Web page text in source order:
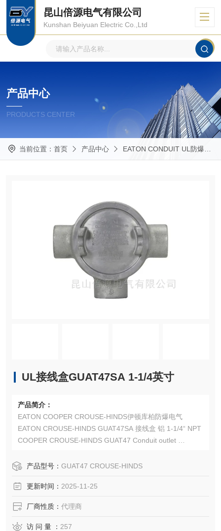
昆山倍源电气有限公司
Kunshan Beiyuan Electric Co.,Ltd
产品中心
PRODUCTS CENTER
当前位置： 首页 产品中心 EATON CONDUIT UL防爆管件
UL接线盒GUAT47SA 1-1/4英寸
产品简介：
EATON COOPER CROUSE-HINDS伊顿库柏防爆电气
EATON CROUSE-HINDS GUAT47SA 接线盒 铝 1-1/4“ NPT
COOPER CROUSE-HINDS GUAT47 Conduit outlet
EATON CROUSE-HINDS总代理-Kunshan Beiyuan Electric
产品型号： GUAT47 CROUSE-HINDS
更新时间： 2025-11-25
厂商性质： 代理商
访 问 量 ： 257